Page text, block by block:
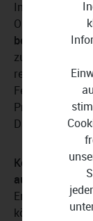
Innerhalb von
Objekte
zusätzliche
relevant sind.
Felder für
Datensätzen
Konfigurieren
automatisierte
Ereignisse oder
können Sie